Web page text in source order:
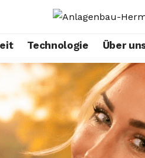
Technologie Über